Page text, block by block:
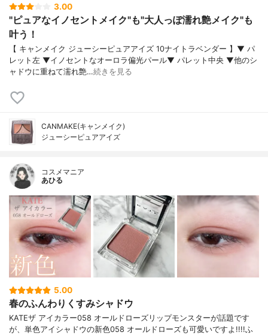
3.00
"ピュアなイノセントメイク"も"大人っぽ濡れ艶メイク"も
叶う！
【 キャンメイク ジューシーピュアアイズ 10ナイトラベンダー 】▼ パ
レット左 ▼イノセントなオーロラ偏光パール▼ パレット中央 ▼他のシ
ャドウに重ねて濡れ艶…続きを見る
CANMAKE(キャンメイク)
ジューシーピュアアイズ
コスメマニア
あひる
5.00
春のふんわりくすみシャドウ
KATEザ アイカラー058 オールドローズリップモンスターが話題です
が、単色アイシャドウの新色058 オールドローズも可愛いですよ!!!!ふ